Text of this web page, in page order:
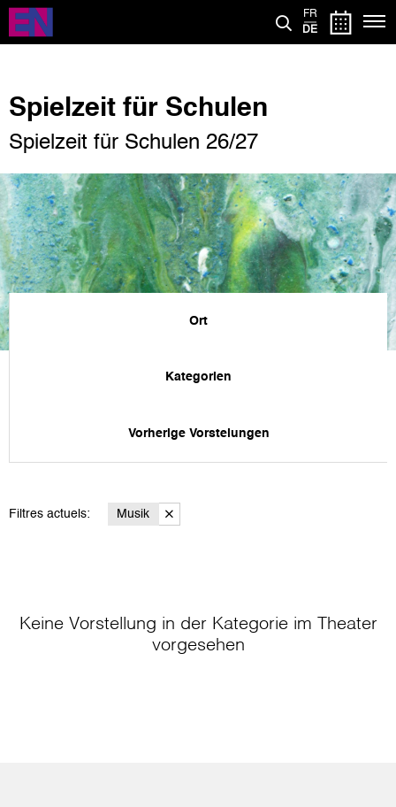
Direkt
zum
Inhalt
FR
DE
Spielzeit für Schulen
Spielzeit für Schulen 26/27
Ort
Kategorien
Vorherige Vorstelungen
Filtres actuels: Musik
Keine Vorstellung in der Kategorie im Theater
vorgesehen